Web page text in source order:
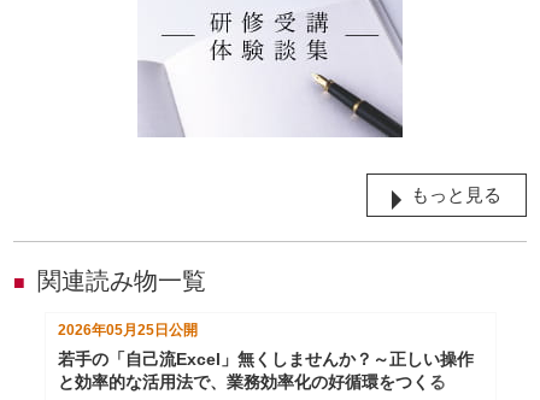
もっと見る
■ 関連読み物一覧
2026年05月25日公開
若手の「自己流Excel」無くしませんか？～正しい操作
と効率的な活用法で、業務効率化の好循環をつくる